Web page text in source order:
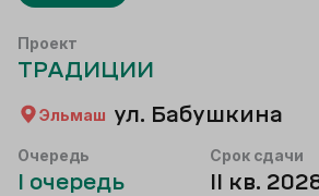
Проект
ТРАДИЦИИ
Эльмаш ул. Бабушкина
Очередь
I очередь
Срок сдачи
II кв.